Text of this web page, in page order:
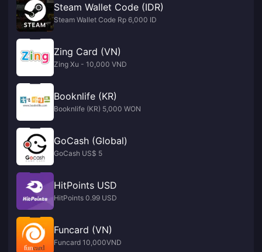
Steam Wallet Code (IDR)
Steam Wallet Code Rp 6,000 ID
Zing Card (VN)
Zing Xu - 10,000 VND
Booknlife (KR)
Booknlife (KR) 5,000 WON
GoCash (Global)
GoCash US$ 5
HitPoints USD
HitPoints 0.99 USD
Funcard (VN)
Funcard 10,000VND